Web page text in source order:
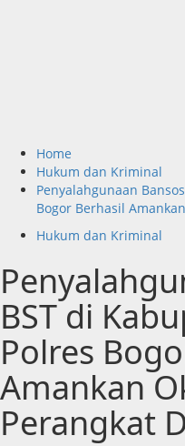
Home
Hukum dan Kriminal
Penyalahgunaan
Bogor Berhasil
Hukum dan Kriminal
BST di
Polres
Amankan
Perangkat